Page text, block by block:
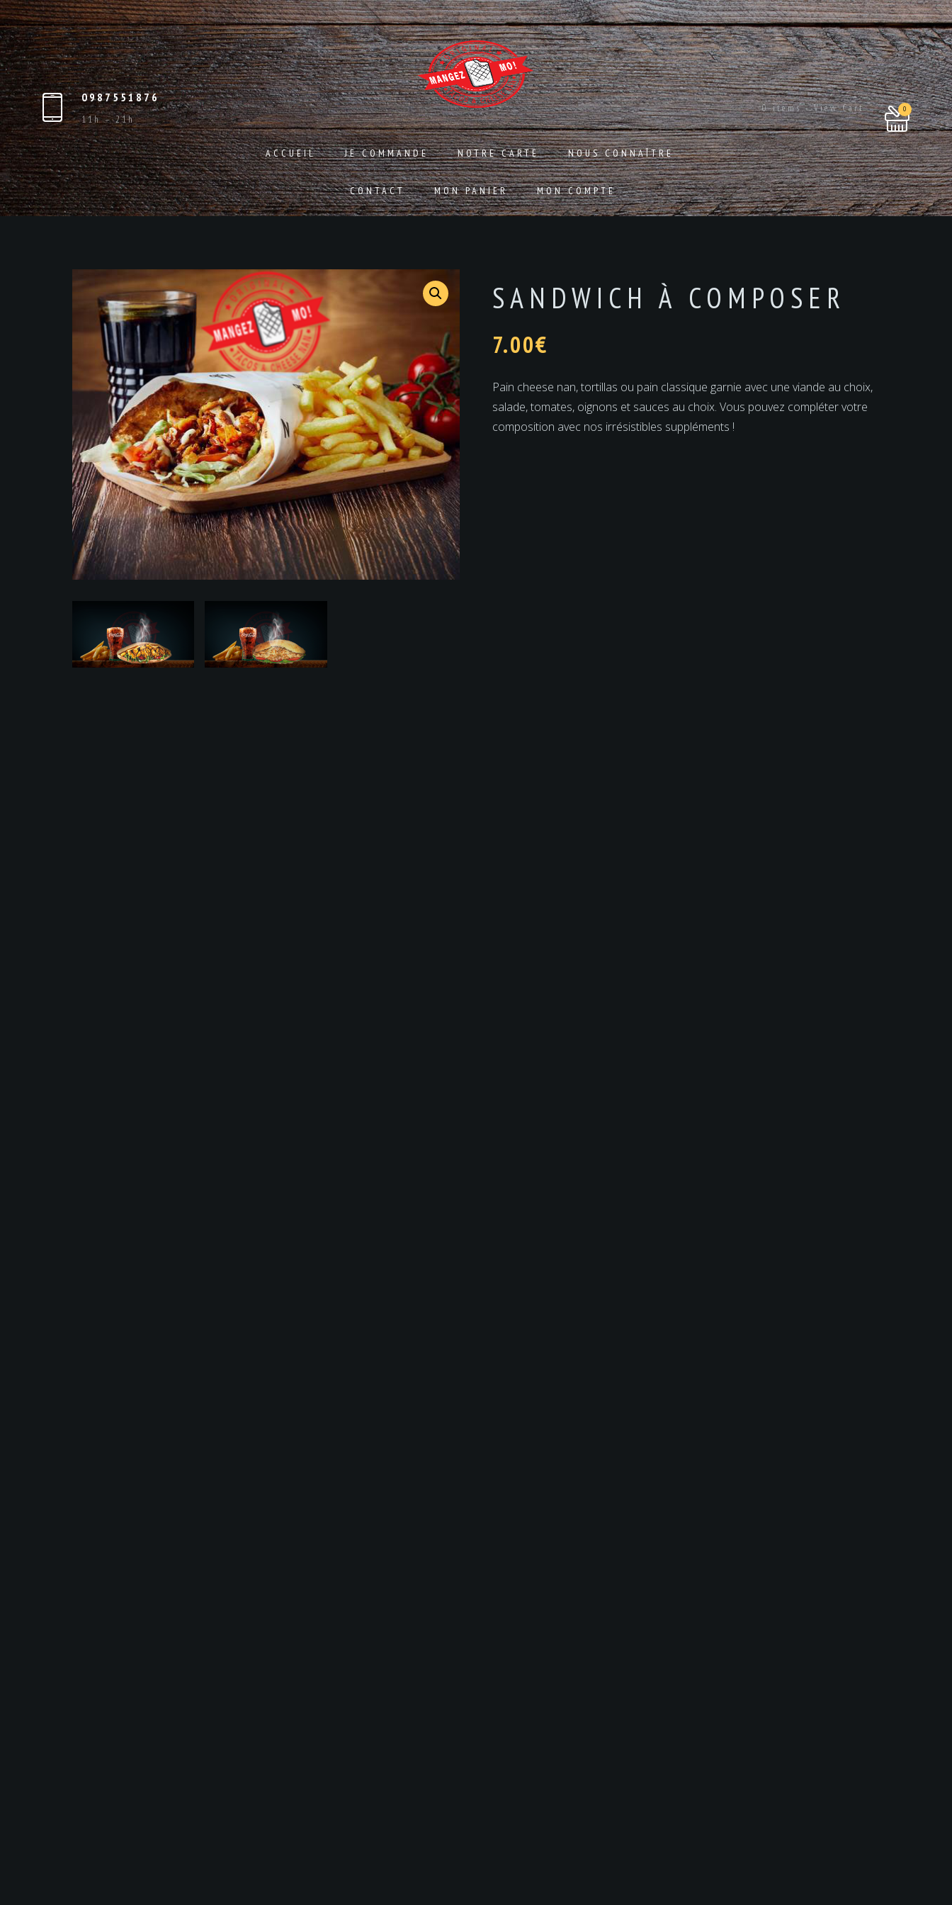
0987551876
11h – 21h
ACCUEIL JE COMMANDE NOTRE CARTE NOUS CONNAÎTRE
CONTACT MON PANIER MON COMPTE
0
0 items - View Cart
SANDWICH À COMPOSER
7.00€
Pain cheese nan, tortillas ou pain classique garnie avec une viande au choix,
salade, tomates, oignons et sauces au choix. Vous pouvez compléter votre
composition avec nos irrésistibles suppléments !